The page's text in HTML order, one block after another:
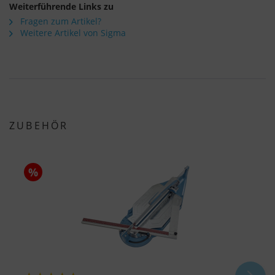
Weiterführende Links zu
Fragen zum Artikel?
Weitere Artikel von Sigma
ZUBEHÖR
%